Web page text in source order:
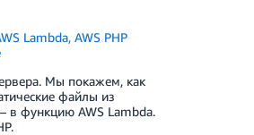
Lambda,AWS PHP
Мы покажем, как
файлы из
в функцию AWS Lambda.